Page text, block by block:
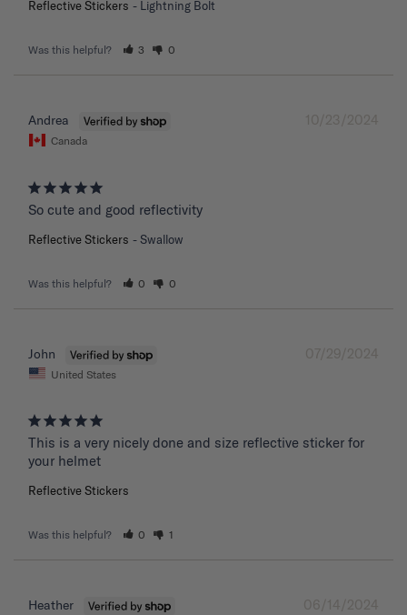
Reflective Stickers Lightning Bolt
Was this helpful? 3 0
10/23/2024
Andrea
Canada
So cute and good reflectivity
Reflective Stickers Swallow
Was this helpful? 0 0
07/29/2024
John
United States
This is a very nicely done and size reflective sticker for
your helmet
Reflective Stickers
Was this helpful? 0 1
06/14/2024
Heather